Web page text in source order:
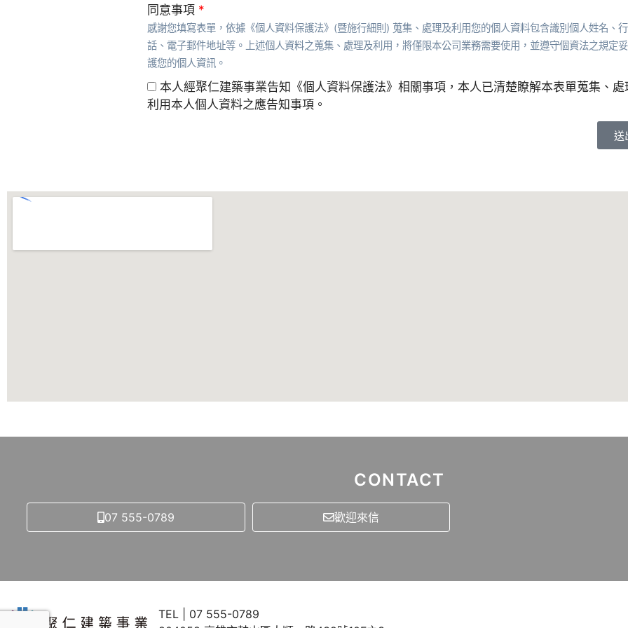
同意事項 *
感謝您填寫表單，依據《個人資料保護法》(暨施行細則) 蒐集、處理及利用您的個人資料包含識別個人姓名、
話、電子郵件地址等。上述個人資料之蒐集、處理及利用，將僅限本公司業務需要使用，並遵守個資法之規定
護您的個人資訊。
本人經聚仁建築事業告知《個人資料保護法》相關事項，本人已清楚瞭解本表單蒐集、處
利用本人個人資料之應告知事項。
送
CONTACT
07 555-0789 歡迎來信
TEL | 07 555-0789